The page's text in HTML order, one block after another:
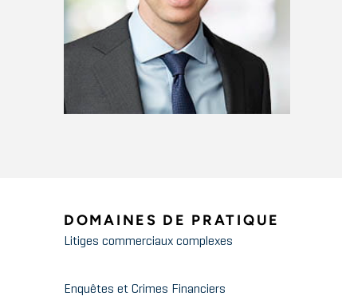
DOMAINES DE PRATIQUE
Litiges commerciaux complexes
Enquêtes et Crimes Financiers